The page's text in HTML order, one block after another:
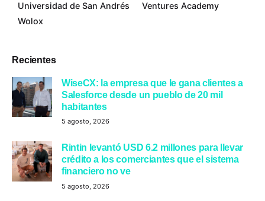
Recientes
WiseCX: la empresa que le gana clientes a
Salesforce desde un pueblo de 20 mil
habitantes
5 agosto, 2026
Rintin levantó USD 6.2 millones para llevar
crédito a los comerciantes que el sistema
financiero no ve
5 agosto, 2026
Universidad de San Andrés
Ventures Academy
Wolox